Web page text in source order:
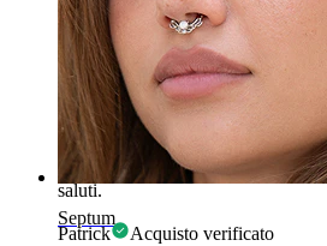
Septum
richiesta di informazioni
Ciao. È davvero un peccato che
precisazione riguardo alla
ha indotto in errore durante un
saluti.
Patrick Acquisto verificato